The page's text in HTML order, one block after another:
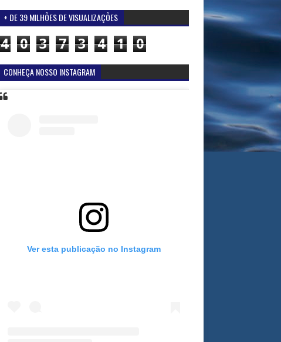
+ DE 39 MILHÕES DE VISUALIZAÇÕES
4 0 3 7 3 4 1 0
CONHEÇA NOSSO INSTAGRAM
Ver esta publicação no Instagram